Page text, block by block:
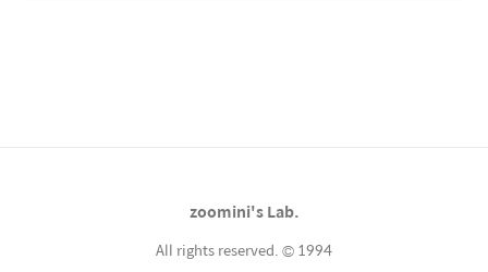
zoomini's Lab.
All rights reserved. © 1994